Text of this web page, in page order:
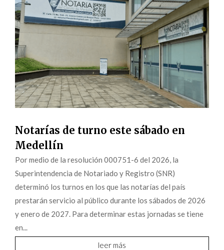
Notarías de turno este sábado en
Medellín
Por medio de la resolución 000751-6 del 2026, la
Superintendencia de Notariado y Registro (SNR)
determinó los turnos en los que las notarías del país
prestarán servicio al público durante los sábados de 2026
y enero de 2027. Para determinar estas jornadas se tiene
en...
leer más